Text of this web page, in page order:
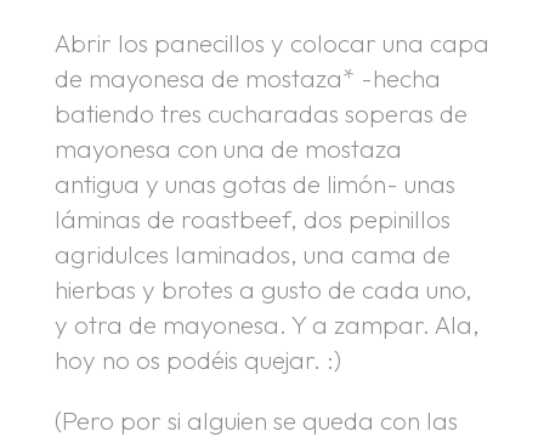
Abrir los panecillos y colocar una capa
de mayonesa de mostaza* -hecha
batiendo tres cucharadas soperas de
mayonesa con una de mostaza
antigua y unas gotas de limón- unas
láminas de roastbeef, dos pepinillos
agridulces laminados, una cama de
hierbas y brotes a gusto de cada uno,
y otra de mayonesa. Y a zampar. Ala,
hoy no os podéis quejar. :)
(Pero por si alguien se queda con las